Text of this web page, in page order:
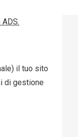
il tuo sito
di gestione